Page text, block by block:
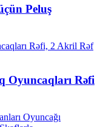
Peluş
Oyuncaqları Rəfi